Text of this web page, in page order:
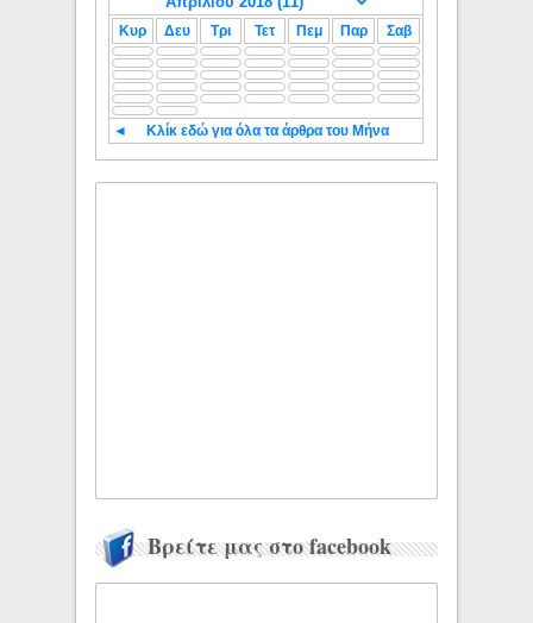
Κυρ Δευ Τρι Τετ Πεμ Παρ Σαβ
◄ Κλίκ εδώ για όλα τα άρθρα του Μήνα
Βρείτε μας στο facebook